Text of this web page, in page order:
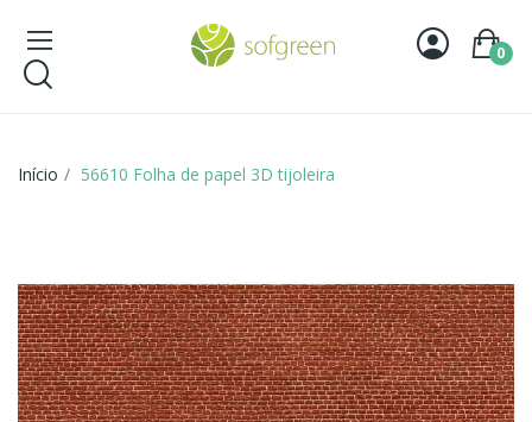
0
Início 56610 Folha de papel 3D tijoleira